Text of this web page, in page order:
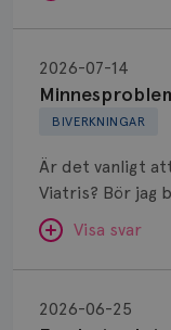
BIVERKNINGAR
2026-07-14
Är det vanligt
Viatris?
Visa svar
SVAR:
Letrozol
Viatris?
2026-06-25
kring